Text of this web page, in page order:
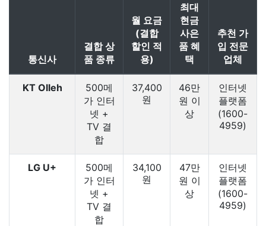
통신사
결합 상
품 종류
월 요금
(결합
할인 적
용)
최대
현금
사은
품 혜
택
추천 가
입 전문
업체
KT Olleh
500메
가 인터
넷 +
TV 결
합
37,400
원
46만
원 이
상
인터넷
플랫폼
(1600-
4959)
LG U+
500메
가 인터
넷 +
TV 결
합
34,100
원
47만
원 이
상
인터넷
플랫폼
(1600-
4959)